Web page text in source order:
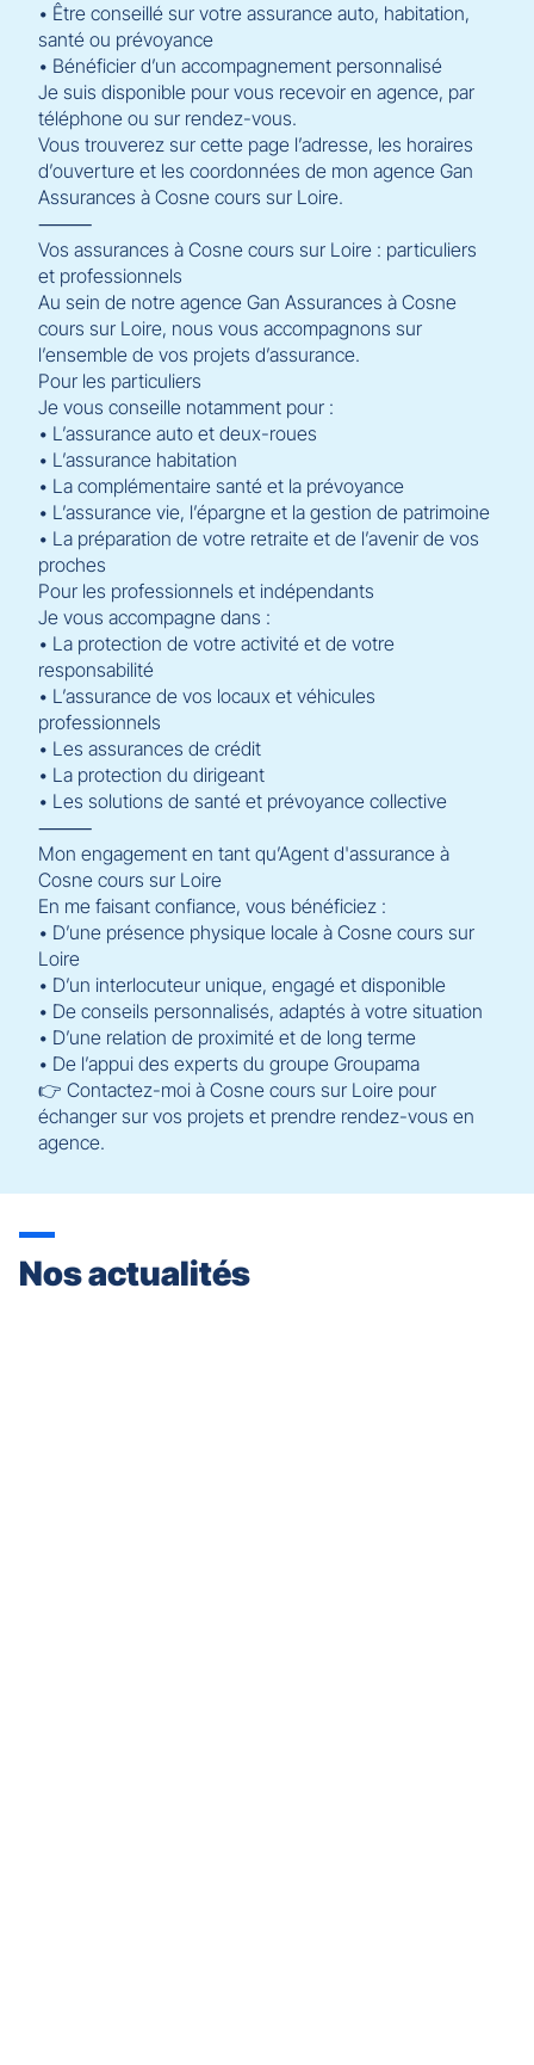
• Être conseillé sur votre assurance auto, habitation,
santé ou prévoyance
• Bénéficier d’un accompagnement personnalisé
Je suis disponible pour vous recevoir en agence, par
téléphone ou sur rendez-vous.
Vous trouverez sur cette page l’adresse, les horaires
d’ouverture et les coordonnées de mon agence Gan
Assurances à Cosne cours sur Loire.
⸻
Vos assurances à Cosne cours sur Loire : particuliers
et professionnels
Au sein de notre agence Gan Assurances à Cosne
cours sur Loire, nous vous accompagnons sur
l’ensemble de vos projets d’assurance.
Pour les particuliers
Je vous conseille notamment pour :
• L’assurance auto et deux-roues
• L’assurance habitation
• La complémentaire santé et la prévoyance
• L’assurance vie, l’épargne et la gestion de patrimoine
• La préparation de votre retraite et de l’avenir de vos
proches
Pour les professionnels et indépendants
Je vous accompagne dans :
• La protection de votre activité et de votre
responsabilité
• L’assurance de vos locaux et véhicules
professionnels
• Les assurances de crédit
• La protection du dirigeant
• Les solutions de santé et prévoyance collective
⸻
Mon engagement en tant qu’Agent d'assurance à
Cosne cours sur Loire
En me faisant confiance, vous bénéficiez :
• D’une présence physique locale à Cosne cours sur
Loire
• D’un interlocuteur unique, engagé et disponible
• De conseils personnalisés, adaptés à votre situation
• D’une relation de proximité et de long terme
• De l’appui des experts du groupe Groupama
👉 Contactez-moi à Cosne cours sur Loire pour
échanger sur vos projets et prendre rendez-vous en
agence.
Nos actualités